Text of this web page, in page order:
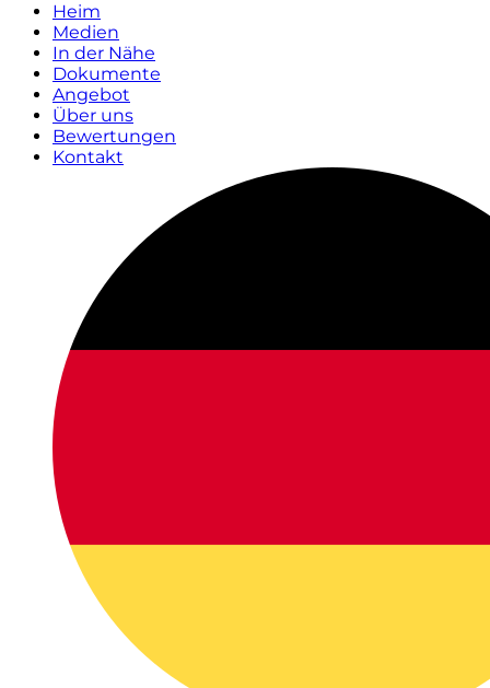
Heim
Medien
In der Nähe
Dokumente
Angebot
Über uns
Bewertungen
Kontakt